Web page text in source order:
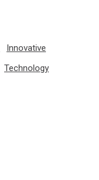
Innovative
Technology